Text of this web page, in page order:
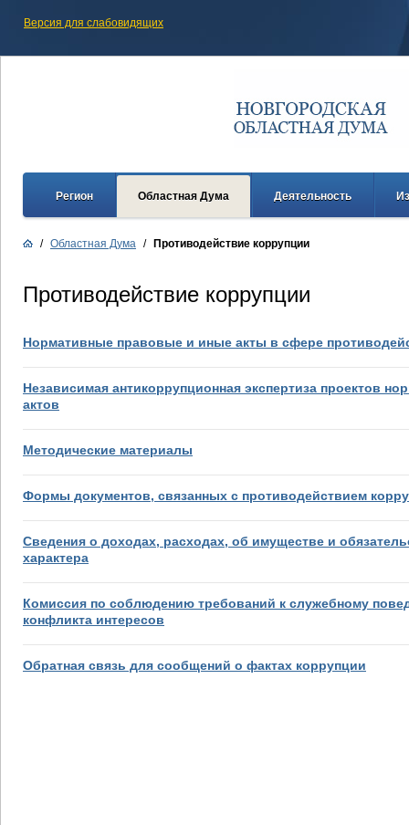
Версия для слабовидящих
Регион Областная Дума Деятельность
/ Областная Дума / Противодействие коррупции
Противодействие коррупции
Нормативные правовые и иные акты в сфере
Независимая антикоррупционная экспертиза проектов
актов
Методические материалы
Формы документов, связанных с противодействием
Сведения о доходах, расходах, об имуществе и
характера
Комиссия по соблюдению требований к служебному
конфликта интересов
Обратная связь для сообщений о фактах коррупции